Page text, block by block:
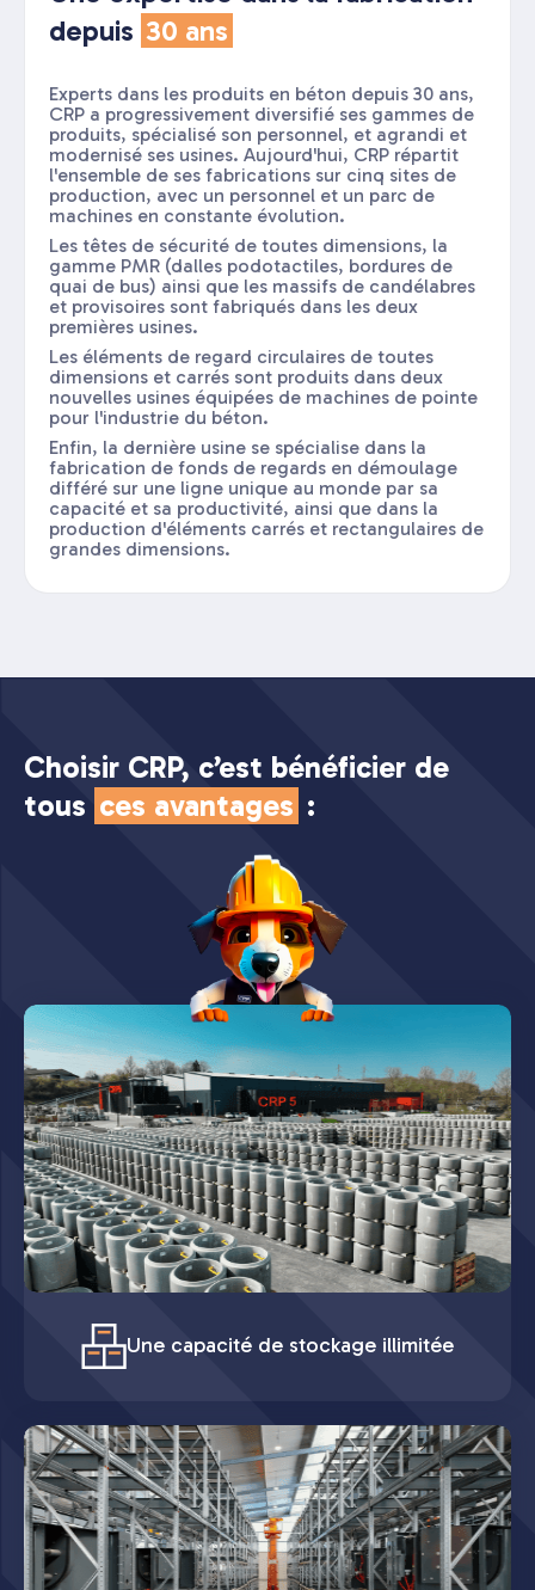
depuis 30 ans
Experts dans les produits en béton depuis 30 ans,
CRP a progressivement diversifié ses gammes de
produits, spécialisé son personnel, et agrandi et
modernisé ses usines. Aujourd'hui, CRP répartit
l'ensemble de ses fabrications sur cinq sites de
production, avec un personnel et un parc de
machines en constante évolution.
Les têtes de sécurité de toutes dimensions, la
gamme PMR (dalles podotactiles, bordures de
quai de bus) ainsi que les massifs de candélabres
et provisoires sont fabriqués dans les deux
premières usines.
Les éléments de regard circulaires de toutes
dimensions et carrés sont produits dans deux
nouvelles usines équipées de machines de pointe
pour l'industrie du béton.
Enfin, la dernière usine se spécialise dans la
fabrication de fonds de regards en démoulage
différé sur une ligne unique au monde par sa
capacité et sa productivité, ainsi que dans la
production d'éléments carrés et rectangulaires de
grandes dimensions.
Choisir CRP, c’est bénéficier de
tous ces avantages :
Une capacité de stockage illimitée